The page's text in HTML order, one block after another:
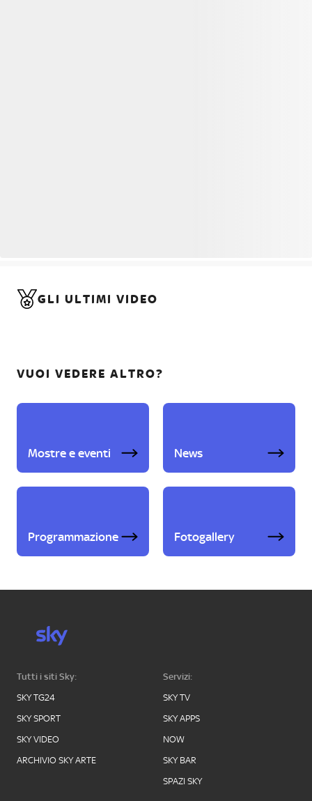
GLI ULTIMI VIDEO
VUOI VEDERE ALTRO?
Mostre e eventi News
Programmazione Fotogallery
Tutti i siti Sky:
SKY TG24
SKY SPORT
SKY VIDEO
ARCHIVIO SKY ARTE
Servizi:
SKY TV
SKY APPS
NOW
SKY BAR
SPAZI SKY